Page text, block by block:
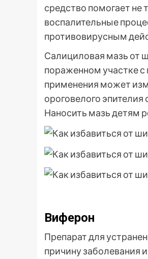
средство помогает не
воспалительные
противовирусным
Салициловая мазь от
пораженном участке
применения может
ороговелого
Наносить мазь детям
Виферон
Препарат для
причину заболевания